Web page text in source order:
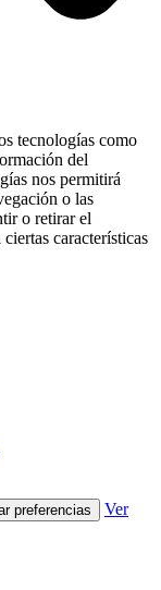
tecnologías como
del
nos permitirá
o las
o retirar el
características
preferencias
Ver